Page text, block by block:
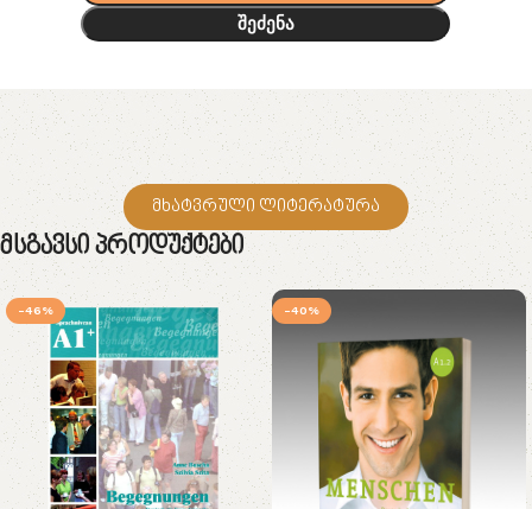
შეძენა
მხატვრული ლიტერატურა
Მსგავსი Პროდუქტები
-46% -40%